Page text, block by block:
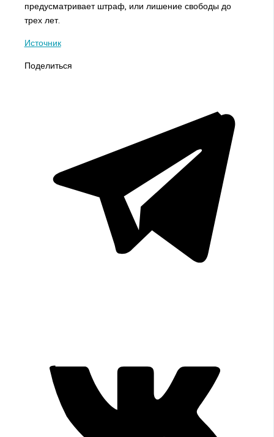
предусматривает штраф, или лишение свободы до
трех лет.
Источник
Поделиться